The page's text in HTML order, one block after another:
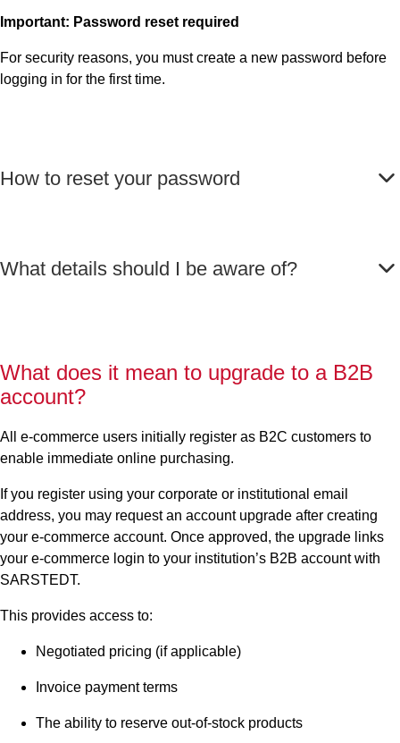
Important: Password reset required
For security reasons, you must create a new password before
logging in for the first time.
How to reset your password
What details should I be aware of?
What does it mean to upgrade to a B2B
account?
All e-commerce users initially register as B2C customers to
enable immediate online purchasing.
If you register using your corporate or institutional email
address, you may request an account upgrade after creating
your e-commerce account. Once approved, the upgrade links
your e-commerce login to your institution’s B2B account with
SARSTEDT.
This provides access to:
Negotiated pricing (if applicable)
Invoice payment terms
The ability to reserve out-of-stock products